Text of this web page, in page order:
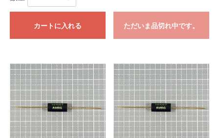
カートに入れる ただいま品切れ中です。